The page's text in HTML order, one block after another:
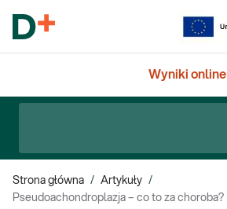
Wyniki online
Strona główna / Artykuły /
Pseudoachondroplazja – co to za choroba?